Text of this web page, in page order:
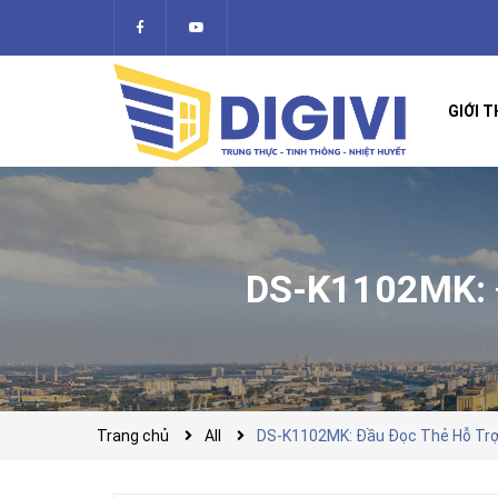
GIỚI
DS-K1102MK:
Trang chủ All DS-K1102MK: Đầu Đọc Thẻ Hỗ